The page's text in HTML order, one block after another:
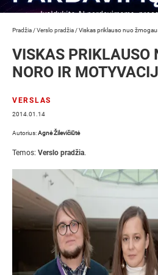
Pradžia /Verslo pradžia /Viskas priklauso nuo
VISKAS PRIKLAUSO
NORO IR
VERSLAS
2014.01.14
Autorius:Agnė Žilevičiūtė
Temos: Verslo pradžia.